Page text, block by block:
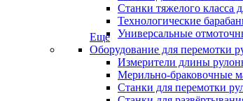
Станки тяжелого класса
Технологические
Универсальные
Еще
Оборудование для перемотки
Измерители длины
Мерильно-браковочные
Станки для перемотки